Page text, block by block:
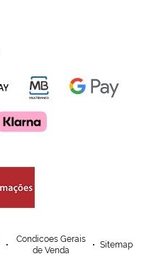
Condicoes Gerais
de Venda
Sitemap